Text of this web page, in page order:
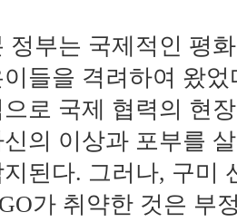
정부는 국제적인 평
들을 격려하여 왔
로 국제 협력의 현
의 이상과 포부를
된다. 그러나, 구미
가 취약한 것은 부